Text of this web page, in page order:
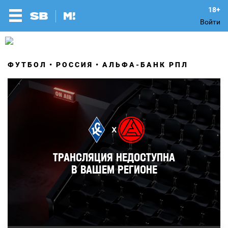
Войти
ФУТБОЛ РОССИЯ АЛЬФА-БАНК РПЛ